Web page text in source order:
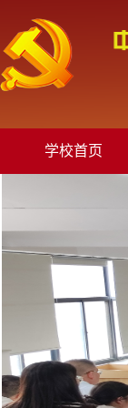
学校首页